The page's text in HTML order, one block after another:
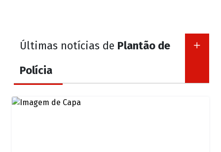
Últimas notícias de Plantão de
Polícia